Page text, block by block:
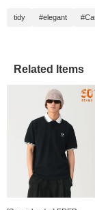
tidy #elegant
Related Items